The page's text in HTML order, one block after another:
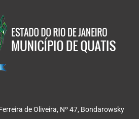
de Oliveira, Nº 47, Bondarowsky